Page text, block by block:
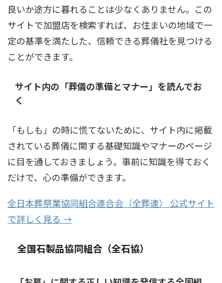
良いか途方に暮れることは少なくありません。この
サイトで加盟店を検索すれば、お住まいの地域で一
定の基準を満たした、信頼できる葬儀社を見つける
ことができます。
サイト内の「葬儀の準備とマナー」を読んでお
く
「もしも」の時に慌てないために、サイト内に掲載
されている葬儀に関する基礎知識やマナーのページ
に目を通しておきましょう。事前に知識を得ておく
だけで、心の準備ができます。
全日本葬祭業協同組合連合会（全葬連） 公式サイト
で詳しく見る →
全国石製品協同組合（全石協）